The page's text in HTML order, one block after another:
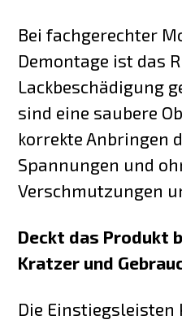
Bei fachgerechter
Demontage ist das
Lackbeschädigung
sind eine saubere
korrekte Anbringen
Spannungen und
Verschmutzungen
Deckt das Produkt
Kratzer und
Die Einstiegsleisten